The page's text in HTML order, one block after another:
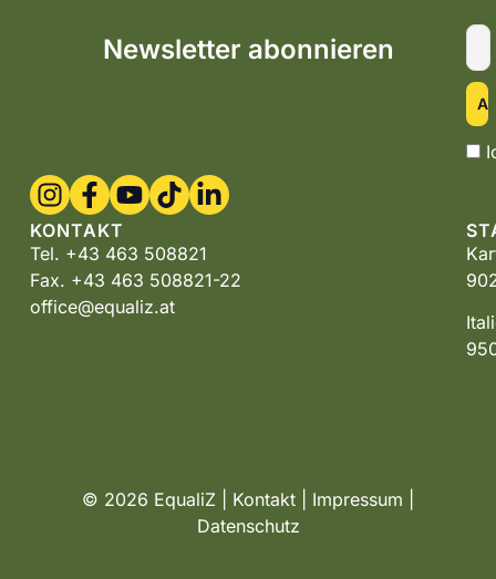
Newsletter abonnieren
KONTAKT
Tel. +43 463 508821
Fax. +43 463 508821-22
office@equaliz.at
© 2026 EqualiZ | Kontakt Impressum
Datenschutz